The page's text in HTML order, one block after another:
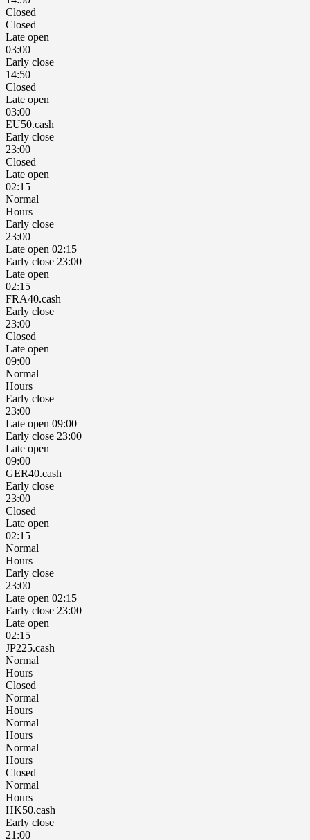
Closed
Closed
Late open
03:00
Early close
14:50
Closed
Late open
03:00
EU50.cash
Early close
23:00
Closed
Late open
02:15
Normal
Hours
Early close
23:00
Late open 02:15
Early close 23:00
Late open
02:15
FRA40.cash
Early close
23:00
Closed
Late open
09:00
Normal
Hours
Early close
23:00
Late open 09:00
Early close 23:00
Late open
09:00
GER40.cash
Early close
23:00
Closed
Late open
02:15
Normal
Hours
Early close
23:00
Late open 02:15
Early close 23:00
Late open
02:15
JP225.cash
Normal
Hours
Closed
Normal
Hours
Normal
Hours
Normal
Hours
Closed
Normal
Hours
HK50.cash
Early close
21:00